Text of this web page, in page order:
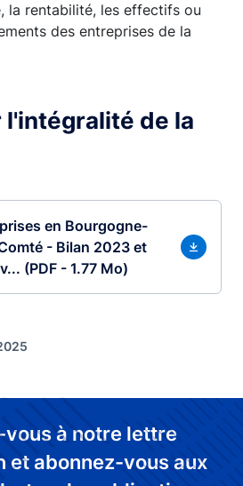
la rentabilité, les effectifs ou
des entreprises de la
l'intégralité de la
en Bourgogne-
- Bilan 2023 et
(PDF - 1.77 Mo)
à notre lettre
et abonnez-vous aux